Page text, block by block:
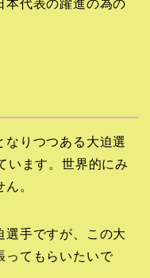
本代表の躍進の為の
なりつつある大迫選
います。世界的にみ
。
選手ですが、この大
ってもらいたいで